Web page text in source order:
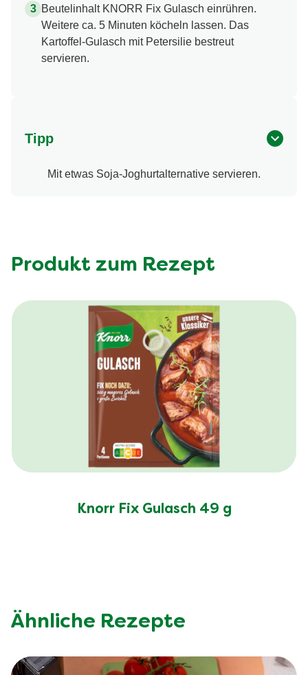
Beutelinhalt KNORR Fix Gulasch einrühren.
Weitere ca. 5 Minuten köcheln lassen. Das
Kartoffel-Gulasch mit Petersilie bestreut
servieren.
Tipp
Mit etwas Soja-Joghurtalternative servieren.
Produkt zum Rezept
Knorr Fix Gulasch 49 g
Ähnliche Rezepte